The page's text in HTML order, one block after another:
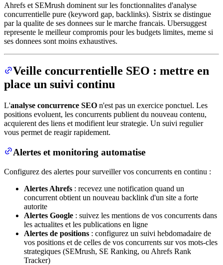
Ahrefs et SEMrush dominent sur les fonctionnalites d'analyse
concurrentielle pure (keyword gap, backlinks). Sistrix se distingue
par la qualite de ses donnees sur le marche francais. Ubersuggest
represente le meilleur compromis pour les budgets limites, meme si
ses donnees sont moins exhaustives.
Veille concurrentielle SEO : mettre en
place un suivi continu
L'analyse concurrence SEO n'est pas un exercice ponctuel. Les
positions evoluent, les concurrents publient du nouveau contenu,
acquierent des liens et modifient leur strategie. Un suivi regulier
vous permet de reagir rapidement.
Alertes et monitoring automatise
Configurez des alertes pour surveiller vos concurrents en continu :
Alertes Ahrefs : recevez une notification quand un
concurrent obtient un nouveau backlink d'un site a forte
autorite
Alertes Google : suivez les mentions de vos concurrents dans
les actualites et les publications en ligne
Alertes de positions : configurez un suivi hebdomadaire de
vos positions et de celles de vos concurrents sur vos mots-cles
strategiques (SEMrush, SE Ranking, ou Ahrefs Rank
Tracker)